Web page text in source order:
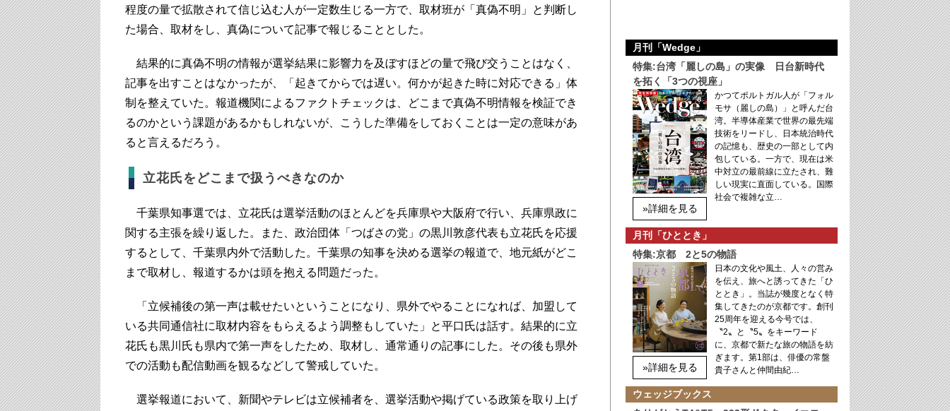
程度の量で拡散されて信じ込む人が一定数生じる一方で、取材班が「真偽不明」と判断し
た場合、取材をし、真偽について記事で報じることとした。
結果的に真偽不明の情報が選挙結果に影響力を及ぼすほどの量で飛び交うことはなく、
記事を出すことはなかったが、「起きてからでは遅い。何かが起きた時に対応できる」体
制を整えていた。報道機関によるファクトチェックは、どこまで真偽不明情報を検証でき
るのかという課題があるかもしれないが、こうした準備をしておくことは一定の意味があ
ると言えるだろう。
立花氏をどこまで扱うべきなのか
千葉県知事選では、立花氏は選挙活動のほとんどを兵庫県や大阪府で行い、兵庫県政に
関する主張を繰り返した。また、政治団体「つばさの党」の黒川敦彦代表も立花氏を応援
するとして、千葉県内外で活動した。千葉県の知事を決める選挙の報道で、地元紙がどこ
まで取材し、報道するかは頭を抱える問題だった。
「立候補後の第一声は載せたいということになり、県外でやることになれば、加盟して
いる共同通信社に取材内容をもらえるよう調整もしていた」と平口氏は話す。結果的に立
花氏も黒川氏も県内で第一声をしたため、取材し、通常通りの記事にした。その後も県外
での活動も配信動画を観るなどして警戒していた。
選挙報道において、新聞やテレビは立候補者を、選挙活動や掲げている政策を取り上げ
月刊「Wedge」
特集:台湾「麗しの島」の実像 日台新時代
を拓く「3つの視座」
»詳細を見る
かつてポルトガル人が「フォル
モサ（麗しの島）」と呼んだ台
湾。半導体産業で世界の最先端
技術をリードし、日本統治時代
の記憶も、歴史の一部として内
包している。一方で、現在は米
中対立の最前線に立たされ、難
しい現実に直面している。国際
社会で複雑な立…
月刊「ひととき」
特集:京都 2と5の物語
»詳細を見る
日本の文化や風土、人々の営み
を伝え、旅へと誘ってきた「ひ
ととき」。当誌が幾度となく特
集してきたのが京都です。創刊
25周年を迎える今号では、
〝2〟と〝5〟をキーワード
に、京都で新たな旅の物語を紡
ぎます。第1部は、俳優の常盤
貴子さんと仲間由紀…
ウェッジブックス